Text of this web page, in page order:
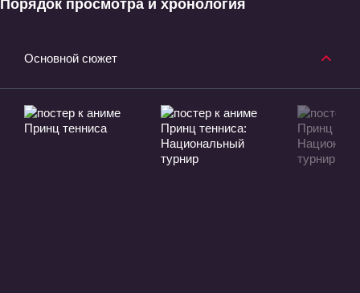
Порядок просмотра и хронология
Основной сюжет